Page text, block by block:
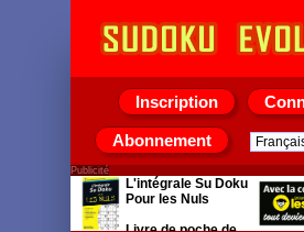
Inscription
Abonnement
Publicité
L'intégrale Su Doku
Pour les Nuls